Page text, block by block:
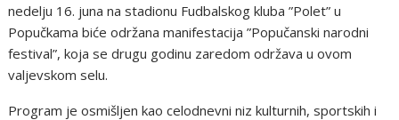
nedelju 16. juna na stadionu Fudbalskog kluba ”Polet” u
Popučkama biće održana manifestacija ”Popučanski narodni
festival”, koja se drugu godinu zaredom održava u ovom
valjevskom selu.
Program je osmišljen kao celodnevni niz kulturnih, sportskih i